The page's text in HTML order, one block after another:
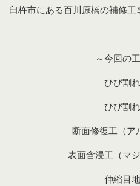
臼杵市にある百川原橋の補修工
～今回の
ひび割
ひび割
断面修復工（ア
表面含浸工（マ
伸縮目